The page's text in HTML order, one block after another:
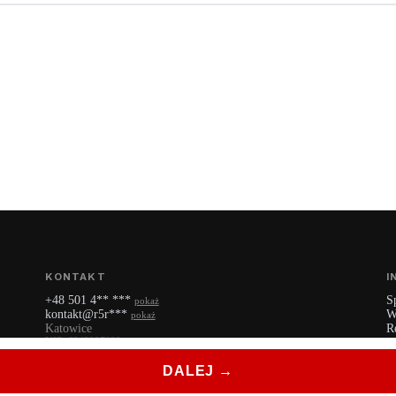
DALEJ →
KONTAKT
+48 501 4** *** pokaż
kontakt@r5r*** pokaż
Katowice
NIP: 6342227922